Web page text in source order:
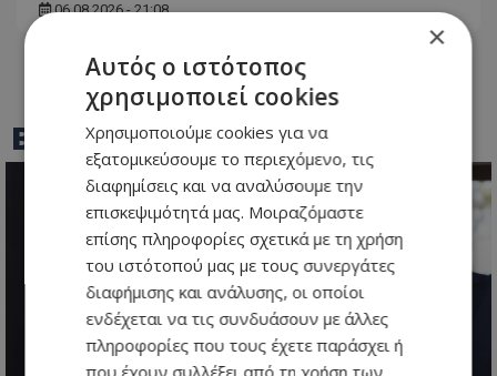
06.08.2026 - 21:08
BEST OFTOTHEMAONLINE
×
Αυτός ο ιστότοπος
χρησιμοποιεί cookies
Χρησιμοποιούμε cookies για να
εξατομικεύσουμε το περιεχόμενο, τις
διαφημίσεις και να αναλύσουμε την
επισκεψιμότητά μας. Μοιραζόμαστε
επίσης πληροφορίες σχετικά με τη χρήση
του ιστότοπού μας με τους συνεργάτες
διαφήμισης και ανάλυσης, οι οποίοι
ενδέχεται να τις συνδυάσουν με άλλες
πληροφορίες που τους έχετε παράσχει ή
που έχουν συλλέξει από τη χρήση των